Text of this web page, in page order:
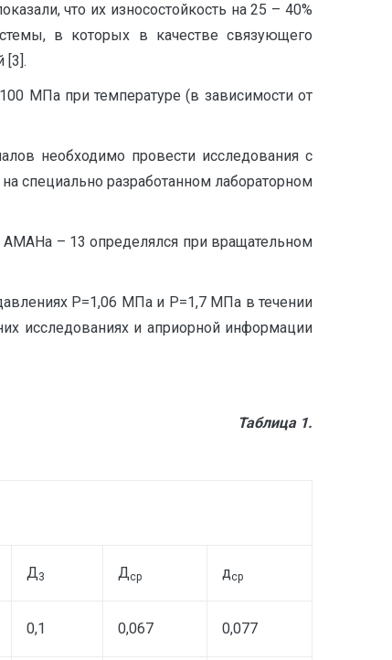
что их износостойкость на 25 – 40%
в которых в качестве связующего
[3].
МПа при температуре (в зависимости от
необходимо провести исследования с
специально разработанном лабораторном
– 13 определялся при вращательном
Р=1,06 МПа и Р=1,7 МПа в течении
исследованиях и априорной информации
Таблица 1.
Д3 Дср дср
0,1 0,067 0,077